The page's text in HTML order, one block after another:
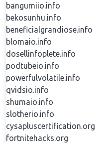
bangumiio.info
bekosunhu.info
beneficialgrandiose.info
blomaio.info
dosellinfoplete.info
podtubeio.info
powerfulvolatile.info
qvidsio.info
shumaio.info
slotherio.info
cysapluscertification.org
fortnitehacks.org